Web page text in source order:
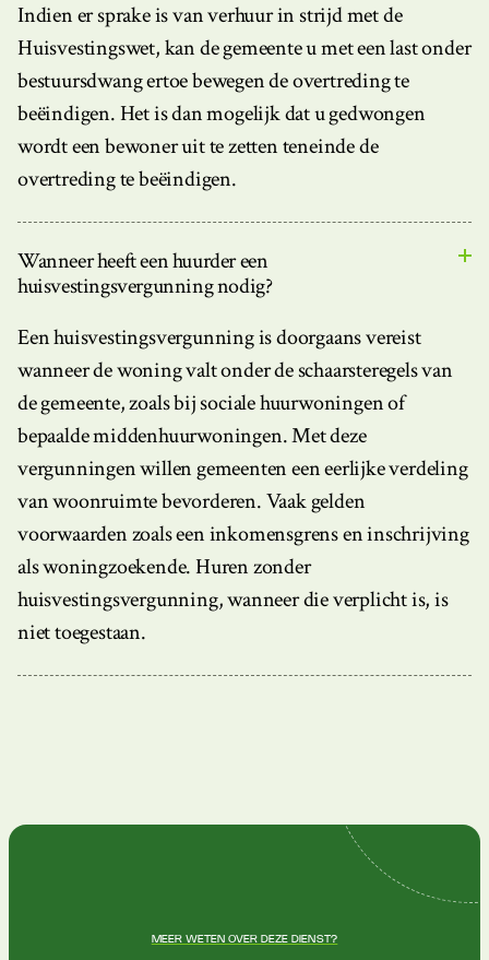
Indien er sprake is van verhuur in strijd met de
Huisvestingswet, kan de gemeente u met een last onder
bestuursdwang ertoe bewegen de overtreding te
beëindigen. Het is dan mogelijk dat u gedwongen
wordt een bewoner uit te zetten teneinde de
overtreding te beëindigen.
Wanneer heeft een huurder een
huisvestingsvergunning nodig?
Een huisvestingsvergunning is doorgaans vereist
wanneer de woning valt onder de schaarsteregels van
de gemeente, zoals bij sociale huurwoningen of
bepaalde middenhuurwoningen. Met deze
vergunningen willen gemeenten een eerlijke verdeling
van woonruimte bevorderen. Vaak gelden
voorwaarden zoals een inkomensgrens en inschrijving
als woningzoekende. Huren zonder
huisvestingsvergunning, wanneer die verplicht is, is
niet toegestaan.
MEER WETEN OVER DEZE DIENST?